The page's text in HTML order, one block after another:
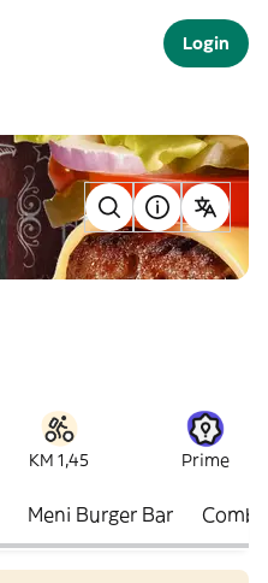
Login
KM 1,45 Prime
Meni Burger Bar